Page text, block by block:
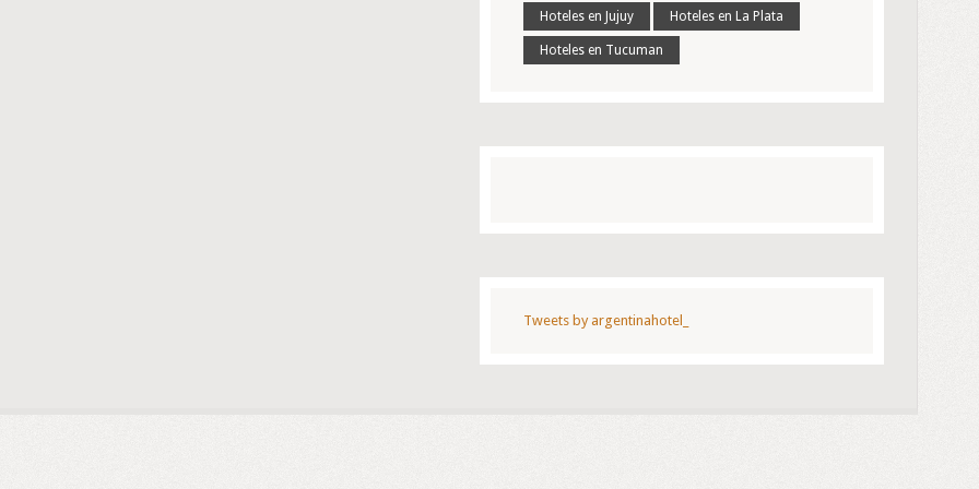
Hoteles en Jujuy Hoteles en La Plata
Hoteles en Tucuman
Tweets by argentinahotel_